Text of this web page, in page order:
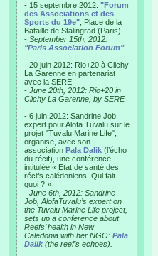
- 15 septembre 2012: "Forum
des Associations et des
Sports du 19e" , Place de la
Bataille de Stalingrad (Paris)
- September 15th, 2012:
"Paris Association Forum"
- 20 juin 2012: Rio+20 à Clichy
La Garenne en partenariat
avec la SERE
- June 20th, 2012: Rio+20 in
Clichy La Garenne, by SERE
- 6 juin 2012: Sandrine Job,
expert pour Alofa Tuvalu sur le
projet "Tuvalu Marine Life",
organise, avec son
association Pala Dalik (l’écho
du récif), une conférence
intitulée « Etat de santé des
récifs calédoniens: Qui fait
quoi ? »
- June 6th, 2012: Sandrine
Job, AlofaTuvalu’s expert on
the Tuvalu Marine Life project,
sets up a conference about
Reefs’ health in New
Caledonia with her NGO: Pala
Dalik (the reef’s echoes).